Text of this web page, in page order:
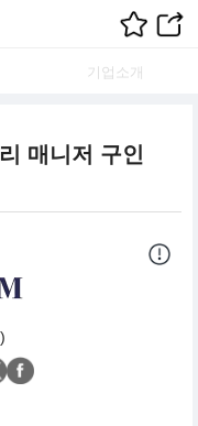
기업소개
매니저 구인